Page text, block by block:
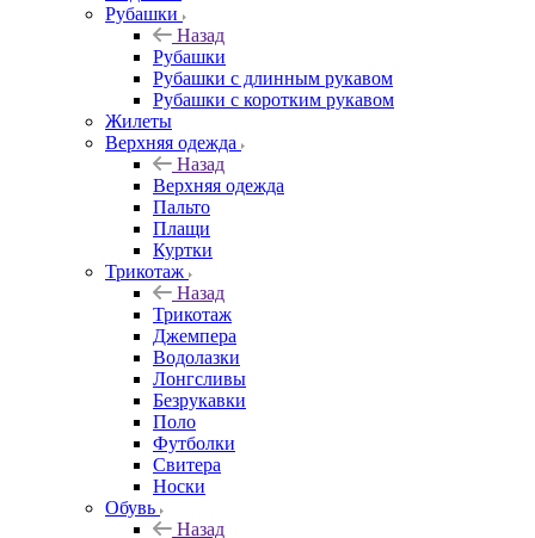
Рубашки
Назад
Рубашки
Рубашки с длинным рукавом
Рубашки с коротким рукавом
Жилеты
Верхняя одежда
Назад
Верхняя одежда
Пальто
Плащи
Куртки
Трикотаж
Назад
Трикотаж
Джемпера
Водолазки
Лонгсливы
Безрукавки
Поло
Футболки
Свитера
Носки
Обувь
Назад